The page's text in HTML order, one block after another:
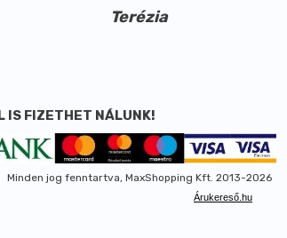
Terézia
IS FIZETHET NÁLUNK!
Minden jog fenntartva, MaxShopping Kft. 2013-2026
Árukereső.hu